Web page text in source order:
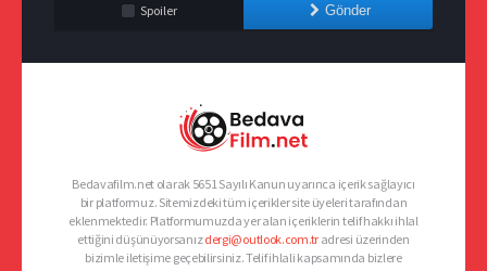
Spoiler Gönder
Bedavafilm.net olarak 5651 Sayılı Kanun uyarınca içerik sağlayıcı
bir platformuz. Sitemizdeki tüm içerikler site üyeleri tarafından
eklenmektedir. Platformumuzda yer alan içeriklerin telif hakkı ihlal
ettiğini düşünüyorsanızdergi@outlook.com.tr adresi üzerinden
bizimle iletişime geçebilirsiniz. Telif ihlali kapsamında bizlere